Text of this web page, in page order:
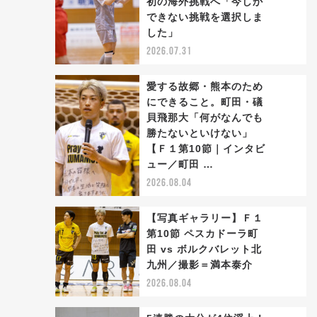
できない挑戦を選択しま
した」
2026.07.31
愛する故郷・熊本のため
にできること。町田・礒
貝飛那大「何がなんでも
勝たないといけない」
【Ｆ１第10節｜インタビ
ュー／町田 …
2026.08.04
【写真ギャラリー】Ｆ１
第10節 ペスカドーラ町
田 vs ボルクバレット北
九州／撮影＝満本泰介
2026.08.04